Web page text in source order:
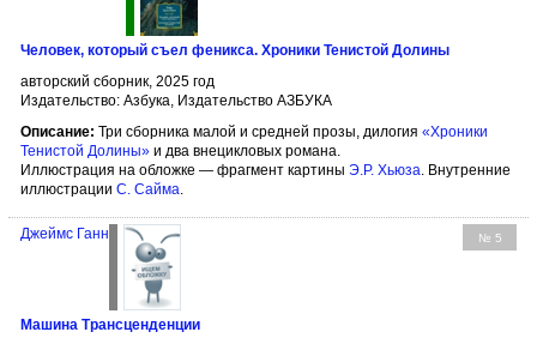
Человек, который съел феникса. Хроники Тенистой Долины
авторский сборник, 2025 год
Издательство: Азбука, Издательство АЗБУКА
Описание: Три сборника малой и средней прозы, дилогия «Хроники
Тенистой Долины» и два внецикловых романа.
Иллюстрация на обложке — фрагмент картины Э.Р. Хьюза. Внутренние
иллюстрации С. Сайма.
№ 5
Джеймс Ганн
Машина Трансценденции